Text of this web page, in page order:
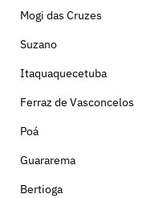
Mogi das Cruzes
Suzano
Itaquaquecetuba
Ferraz de Vasconcelos
Poá
Guararema
Bertioga